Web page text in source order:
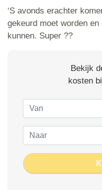
‘S avonds erachter
gekeurd moet worden
kunnen. Super ??
Bekijk
kosten